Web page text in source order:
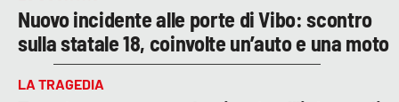
Nuovo incidente alle porte di Vibo: scontro
sulla statale 18, coinvolte un’auto e una moto
LA TRAGEDIA